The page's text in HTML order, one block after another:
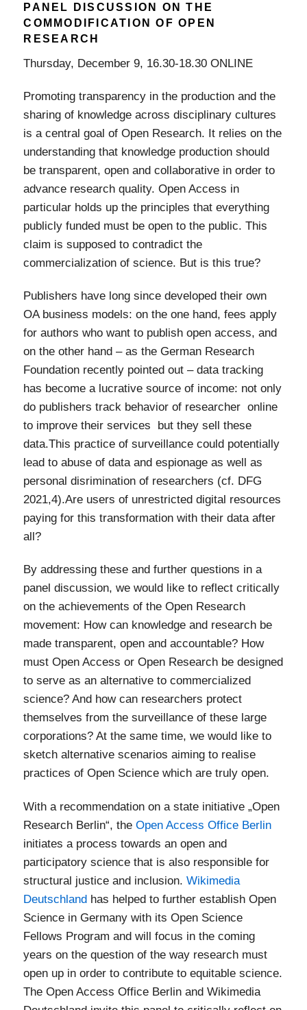
PANEL DISCUSSION ON THE
COMMODIFICATION OF OPEN
RESEARCH
Thursday, December 9, 16.30-18.30 ONLINE
Promoting transparency in the production and the
sharing of knowledge across disciplinary cultures
is a central goal of Open Research. It relies on the
understanding that knowledge production should
be transparent, open and collaborative in order to
advance research quality. Open Access in
particular holds up the principles that everything
publicly funded must be open to the public. This
claim is supposed to contradict the
commercialization of science. But is this true?
Publishers have long since developed their own
OA business models: on the one hand, fees apply
for authors who want to publish open access, and
on the other hand – as the German Research
Foundation recently pointed out – data tracking
has become a lucrative source of income: not only
do publishers track behavior of researcher online
to improve their services but they sell these
data.This practice of surveillance could potentially
lead to abuse of data and espionage as well as
personal disrimination of researchers (cf. DFG
2021,4).Are users of unrestricted digital resources
paying for this transformation with their data after
all?
By addressing these and further questions in a
panel discussion, we would like to reflect critically
on the achievements of the Open Research
movement: How can knowledge and research be
made transparent, open and accountable? How
must Open Access or Open Research be designed
to serve as an alternative to commercialized
science? And how can researchers protect
themselves from the surveillance of these large
corporations? At the same time, we would like to
sketch alternative scenarios aiming to realise
practices of Open Science which are truly open.
With a recommendation on a state initiative „Open
Research Berlin“, the Open Access Office Berlin
initiates a process towards an open and
participatory science that is also responsible for
structural justice and inclusion. Wikimedia
Deutschland has helped to further establish Open
Science in Germany with its Open Science
Fellows Program and will focus in the coming
years on the question of the way research must
open up in order to contribute to equitable science.
The Open Access Office Berlin and Wikimedia